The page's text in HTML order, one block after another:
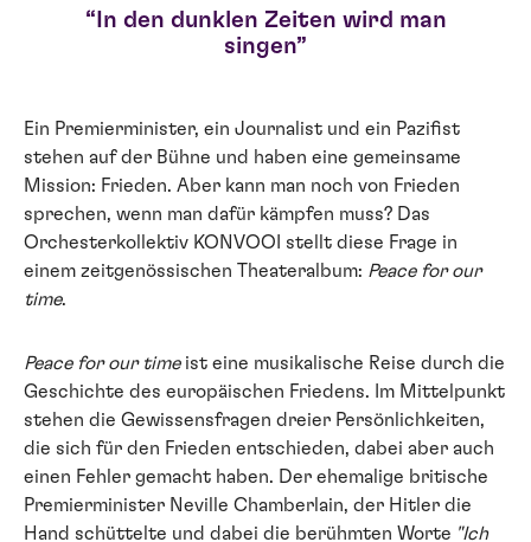
In den dunklen Zeiten wird man
singen
Ein Premierminister, ein Journalist und ein Pazifist
stehen auf der Bühne und haben eine gemeinsame
Mission: Frieden. Aber kann man noch von Frieden
sprechen, wenn man dafür kämpfen muss? Das
Orchesterkollektiv KONVOOI stellt diese Frage in
einem zeitgenössischen Theateralbum: Peace for our
time.
Peace for our time ist eine musikalische Reise durch die
Geschichte des europäischen Friedens. Im Mittelpunkt
stehen die Gewissensfragen dreier Persönlichkeiten,
die sich für den Frieden entschieden, dabei aber auch
einen Fehler gemacht haben. Der ehemalige britische
Premierminister Neville Chamberlain, der Hitler die
Hand schüttelte und dabei die berühmten Worte "Ich